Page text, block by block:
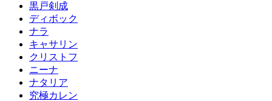
黒戸剣成
ディボック
ナラ
キャサリン
クリストフ
ニーナ
ナタリア
究極カレン